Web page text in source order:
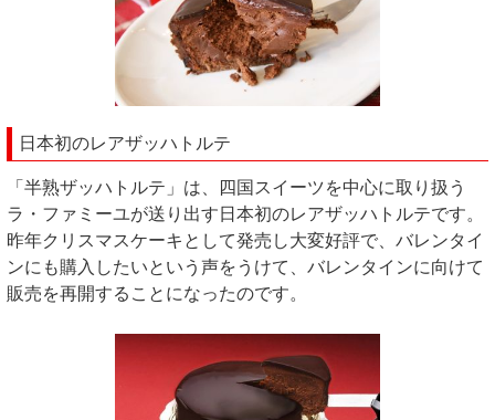
日本初のレアザッハトルテ
「半熟ザッハトルテ」は、四国スイーツを中心に取り扱う
ラ・ファミーユが送り出す日本初のレアザッハトルテです。
昨年クリスマスケーキとして発売し大変好評で、バレンタイ
ンにも購入したいという声をうけて、バレンタインに向けて
販売を再開することになったのです。